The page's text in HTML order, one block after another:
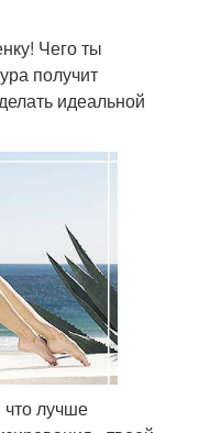
Чего ты
получит
идеальной
что лучше